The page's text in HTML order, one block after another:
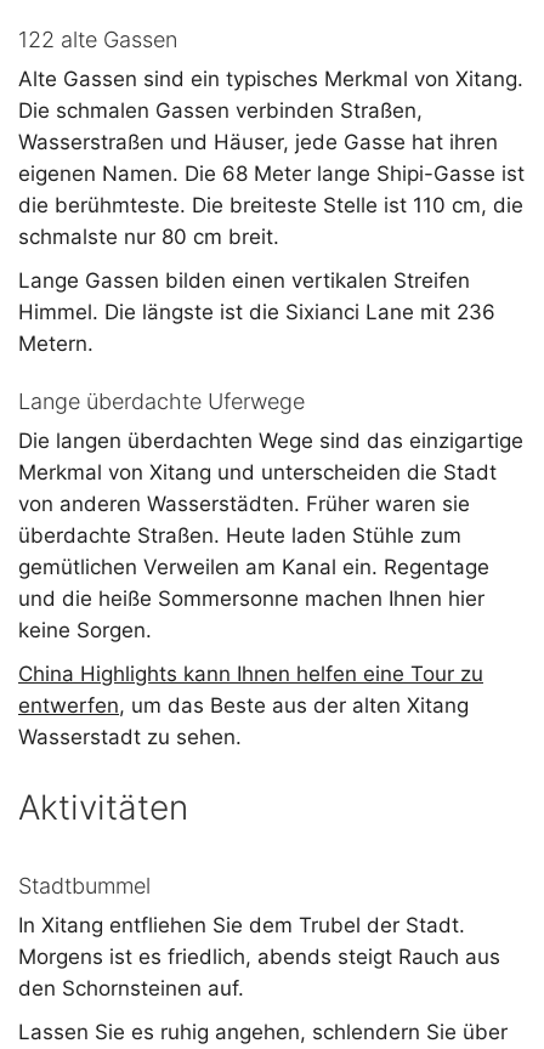
122 alte Gassen
Alte Gassen sind ein typisches Merkmal von Xitang.
Die schmalen Gassen verbinden Straßen,
Wasserstraßen und Häuser, jede Gasse hat ihren
eigenen Namen. Die 68 Meter lange Shipi-Gasse ist
die berühmteste. Die breiteste Stelle ist 110 cm, die
schmalste nur 80 cm breit.
Lange Gassen bilden einen vertikalen Streifen
Himmel. Die längste ist die Sixianci Lane mit 236
Metern.
Lange überdachte Uferwege
Die langen überdachten Wege sind das einzigartige
Merkmal von Xitang und unterscheiden die Stadt
von anderen Wasserstädten. Früher waren sie
überdachte Straßen. Heute laden Stühle zum
gemütlichen Verweilen am Kanal ein. Regentage
und die heiße Sommersonne machen Ihnen hier
keine Sorgen.
China Highlights kann Ihnen helfen eine Tour zu
entwerfen, um das Beste aus der alten Xitang
Wasserstadt zu sehen.
Aktivitäten
Stadtbummel
In Xitang entfliehen Sie dem Trubel der Stadt.
Morgens ist es friedlich, abends steigt Rauch aus
den Schornsteinen auf.
Lassen Sie es ruhig angehen, schlendern Sie über